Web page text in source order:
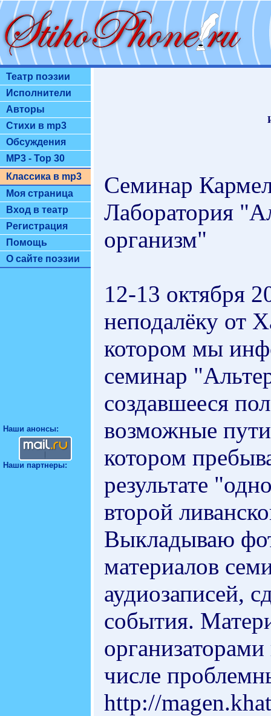
Театр поэзии
Исполнители
Авторы
Стихи в mp3
Обсуждения
MP3 - Top 30
Классика в mp3
Моя страница
Вход в театр
Регистрация
Помощь
О сайте поэзии
Наши анонсы:
Наши партнеры:
Семинар
Лаборатория
организм"
12-13 октября
неподалёку от
котором мы
семинар
создавшееся
возможные
котором
результате
второй
Выкладываю
материалов
аудиозаписей,
события.
числе
http://